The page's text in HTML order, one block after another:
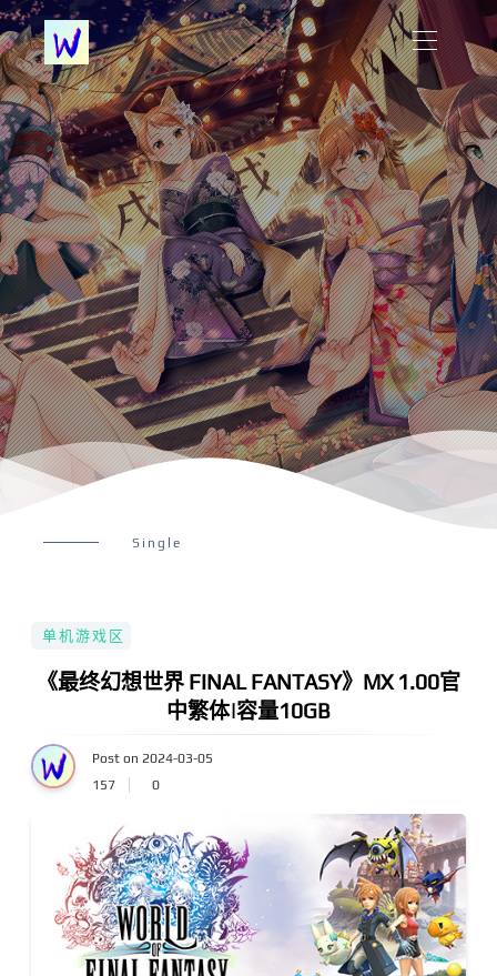
Single
单机游戏区
《最终幻想世界 FINAL FANTASY》MX 1.00官
中繁体|容量10GB
Post on 2024-03-05
157
0